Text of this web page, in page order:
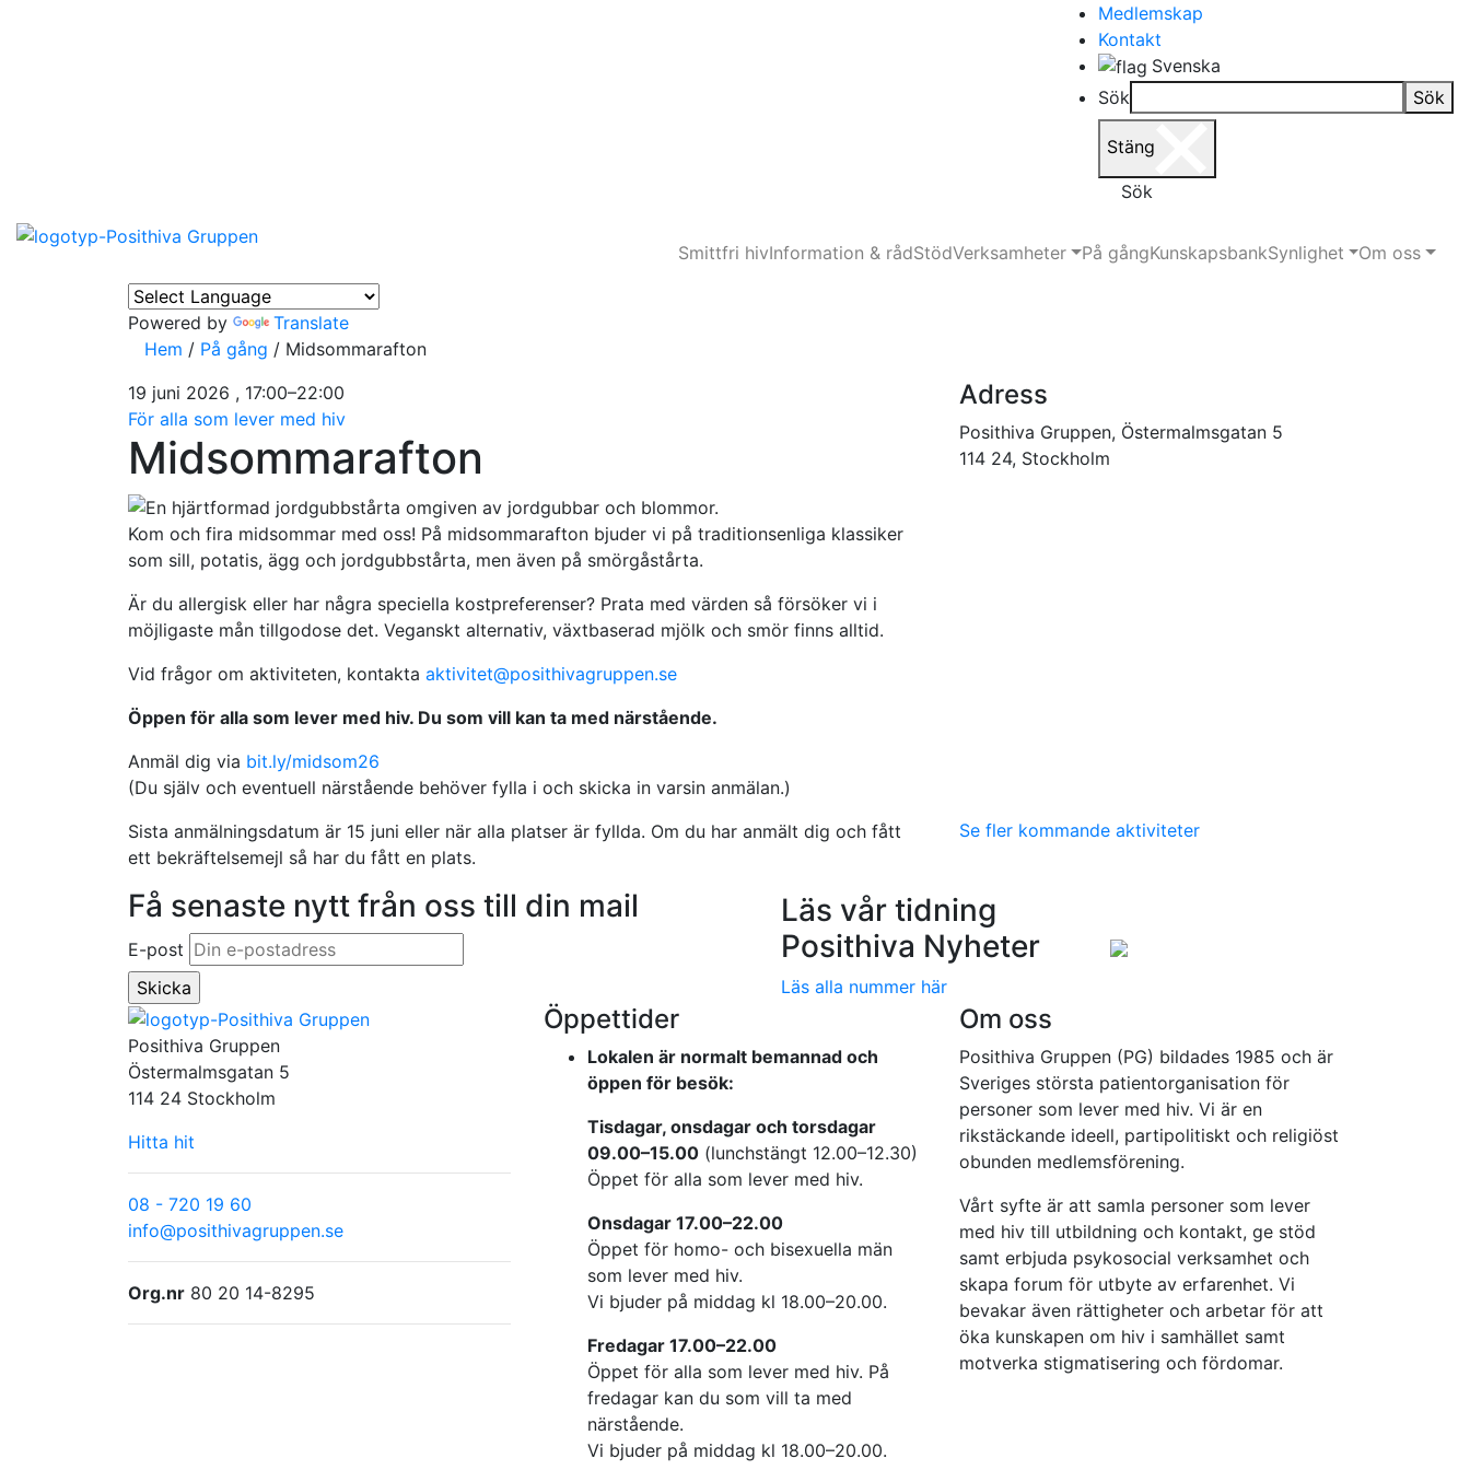
Medlemskap
Kontakt
Svenska
Sök
Sök
Stäng
Sök
Smittfri hivInformation & rådStödVerksamheter På gångKunskapsbankSynlighet Om oss
Powered by
Translate
Hem / På gång / Midsommarafton
19 juni 2026 , 17:00–22:00
För alla som lever med hiv
Midsommarafton
Kom och fira midsommar med oss! På midsommarafton bjuder vi på traditionsenliga klassiker
som sill, potatis, ägg och jordgubbstårta, men även på smörgåstårta.
Är du allergisk eller har några speciella kostpreferenser? Prata med värden så försöker vi i
möjligaste mån tillgodose det. Veganskt alternativ, växtbaserad mjölk och smör finns alltid.
Vid frågor om aktiviteten, kontakta aktivitet@posithivagruppen.se
Öppen för alla som lever med hiv. Du som vill kan ta med närstående.
Anmäl dig via bit.ly/midsom26
(Du själv och eventuell närstående behöver fylla i och skicka in varsin anmälan.)
Sista anmälningsdatum är 15 juni eller när alla platser är fyllda. Om du har anmält dig och fått
ett bekräftelsemejl så har du fått en plats.
Adress
Posithiva Gruppen, Östermalmsgatan 5
114 24, Stockholm
Se fler kommande aktiviteter
Få senaste nytt från oss till din mail
E-post
Läs vår tidning
Posithiva Nyheter
Läs alla nummer här
Posithiva Gruppen
Östermalmsgatan 5
114 24 Stockholm
Hitta hit
08 - 720 19 60
info@posithivagruppen.se
Org.nr 80 20 14-8295
Öppettider
Lokalen är normalt bemannad och
öppen för besök:
Tisdagar, onsdagar och torsdagar
09.00–15.00 (lunchstängt 12.00–12.30)
Öppet för alla som lever med hiv.
Onsdagar 17.00–22.00
Öppet för homo- och bisexuella män
som lever med hiv.
Vi bjuder på middag kl 18.00–20.00.
Fredagar 17.00–22.00
Öppet för alla som lever med hiv. På
fredagar kan du som vill ta med
närstående.
Vi bjuder på middag kl 18.00–20.00.
Om oss
Posithiva Gruppen (PG) bildades 1985 och är
Sveriges största patientorganisation för
personer som lever med hiv. Vi är en
rikstäckande ideell, partipolitiskt och religiöst
obunden medlemsförening.
Vårt syfte är att samla personer som lever
med hiv till utbildning och kontakt, ge stöd
samt erbjuda psykosocial verksamhet och
skapa forum för utbyte av erfarenhet. Vi
bevakar även rättigheter och arbetar för att
öka kunskapen om hiv i samhället samt
motverka stigmatisering och fördomar.